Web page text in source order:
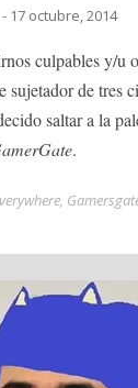
- 17 octubre, 2014
culpables y/u
sujetador de tres
saltar a la
.
,